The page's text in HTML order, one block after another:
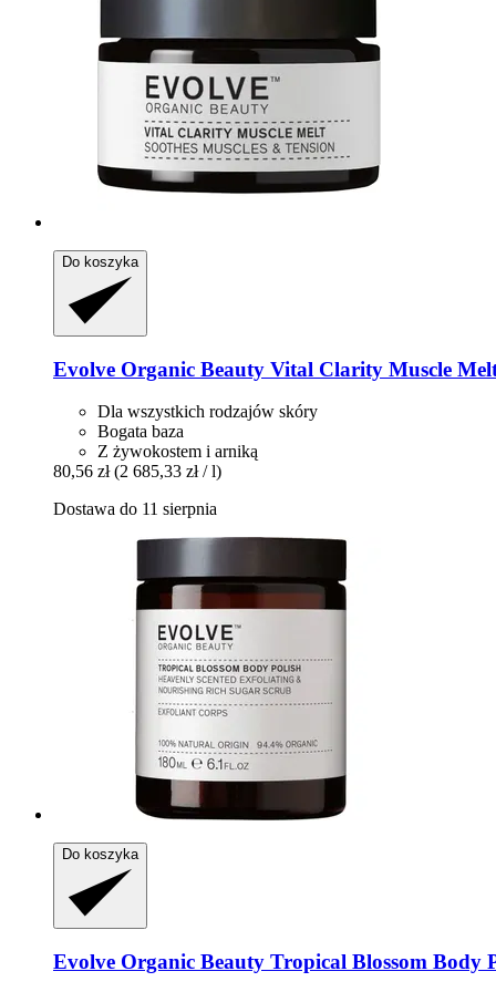
Do koszyka
Evolve Organic Beauty Vital Clarity Muscle
Dla wszystkich rodzajów skóry
Bogata baza
Z żywokostem i arniką
80,56 zł (2 685,33 zł / l)
Dostawa do 11 sierpnia
Do koszyka
Evolve Organic Beauty Tropical Blossom Body